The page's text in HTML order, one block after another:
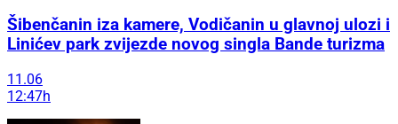
Šibenčanin iza kamere, Vodičanin u glavnoj ulozi i
Linićev park zvijezde novog singla Bande turizma
11.06
12:47h